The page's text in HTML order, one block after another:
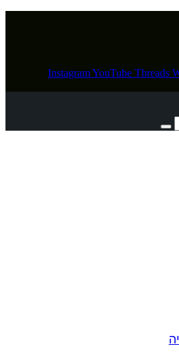
InstagramYouTube Threads